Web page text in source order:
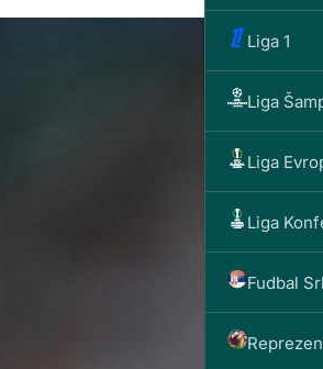
Liga 1
Liga
Liga
Liga
Fudbal